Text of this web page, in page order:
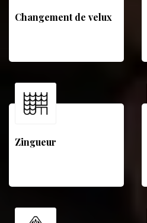
Changement de velux
Zingueur